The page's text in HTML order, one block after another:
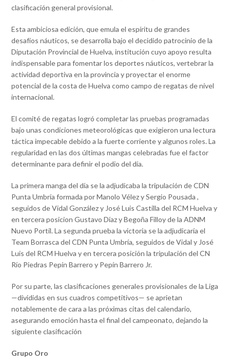
clasificación general provisional.
​Esta ambiciosa edición, que emula el espíritu de grandes
desafíos náuticos, se desarrolla bajo el decidido patrocinio de la
Diputación Provincial de Huelva, institución cuyo apoyo resulta
indispensable para fomentar los deportes náuticos, vertebrar la
actividad deportiva en la provincia y proyectar el enorme
potencial de la costa de Huelva como campo de regatas de nivel
internacional.
​El comité de regatas logró completar las pruebas programadas
bajo unas condiciones meteorológicas que exigieron una lectura
táctica impecable debido a la fuerte corriente y algunos roles. La
regularidad en las dos últimas mangas celebradas fue el factor
determinante para definir el podio del día.
La primera manga del día se la adjudicaba la tripulación de CDN
Punta Umbría formada por Manolo Vélez y Sergio Pousada ,
seguidos de Vidal González y José Luis Castilla del RCM Huelva y
en tercera posicion Gustavo Díaz y Begoña Filloy de la ADNM
Nuevo Portil. La segunda prueba la victoria se la adjudicaría el
Team Borrasca del CDN Punta Umbría, seguidos de Vidal y José
Luis del RCM Huelva y en tercera posición la tripulación del CN
Río Piedras Pepín Barrero y Pepín Barrero Jr.
Por su parte, las clasificaciones generales provisionales de la Liga
—divididas en sus cuadros competitivos— se aprietan
notablemente de cara a las próximas citas del calendario,
asegurando emoción hasta el final del campeonato, dejando la
siguiente clasificación
Grupo Oro